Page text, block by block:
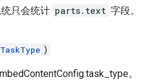
只会统计 parts.text 字段。
TaskType )
。